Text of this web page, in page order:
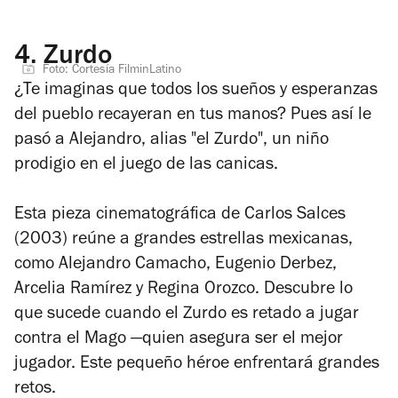
4. Zurdo
Foto: Cortesía FilminLatino
¿Te imaginas que todos los sueños y esperanzas
del pueblo recayeran en tus manos? Pues así le
pasó a Alejandro, alias "el Zurdo", un niño
prodigio en el juego de las canicas.
Esta pieza cinematográfica de Carlos Salces
(2003) reúne a grandes estrellas mexicanas,
como Alejandro Camacho, Eugenio Derbez,
Arcelia Ramírez y Regina Orozco. Descubre lo
que sucede cuando el Zurdo es retado a jugar
contra el Mago —quien asegura ser el mejor
jugador. Este pequeño héroe enfrentará grandes
retos.